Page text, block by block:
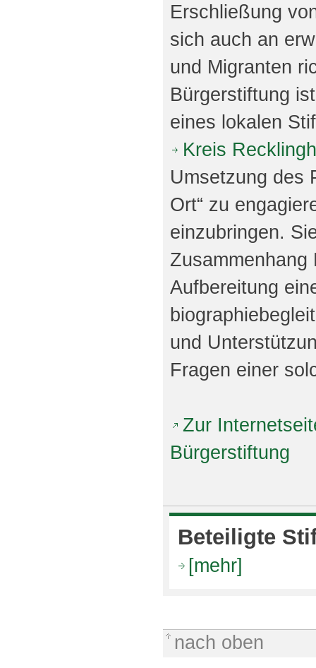
Erschließung
sich auch an
und Migranten
Bürgerstiftung
eines lokalen
Kreis
Umsetzung des
Ort“ zu
einzubringen.
Zusammenhang
Aufbereitung
und
Fragen einer
Zur
Bürgerstiftung
Beteiligte
[mehr]
nach oben